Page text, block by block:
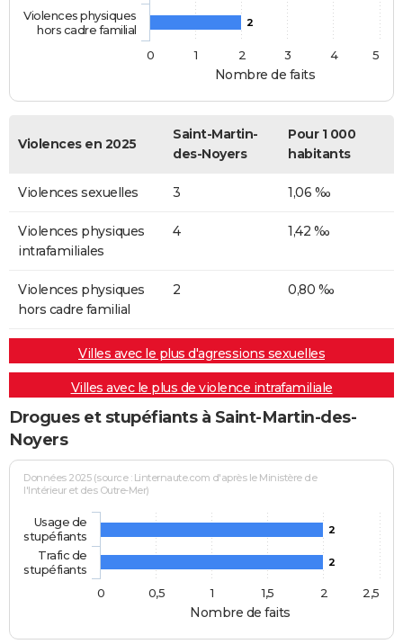
Nombre de faits
2
Violences physiques
hors cadre familial
0
1 2 3 4 5
Violences en 2025
Saint-Martin-
des-Noyers
Pour 1 000
habitants
Violences sexuelles 3 1,06 ‰
Violences physiques
intrafamiliales
4 1,42 ‰
Violences physiques
hors cadre familial
2 0,80 ‰
Villes avec le plus d'agressions sexuelles
Villes avec le plus de violence intrafamiliale
Drogues et stupéfiants à Saint-Martin-des-
Noyers
Nombre de faits
Données 2025 (source : Linternaute.com d'après le Ministère de
l'Intérieur et des Outre-Mer)
2
2
Usage de
stupéfiants
Trafic de
stupéfiants
0
0,5 1 1,5 2 2,5